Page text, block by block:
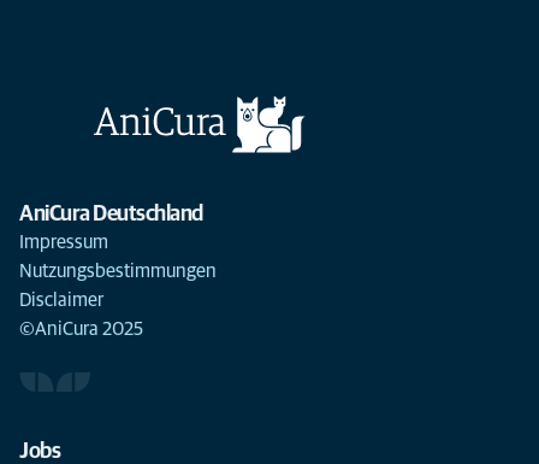
AniCura Deutschland
Impressum
Nutzungsbestimmungen
Disclaimer
©AniCura 2025
Jobs